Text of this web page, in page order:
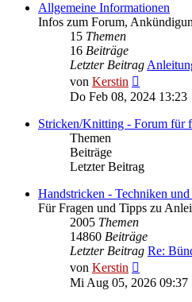
Allgemeine Informationen
Infos zum Forum,
15 Themen
16 Beiträge
Letzter Beitrag
von Kerstin
Beitrag
Do Feb 08, 2024 13:23
Stricken/Knitting - Forum für
Themen
Beiträge
Letzter Beitrag
Handstricken - Techniken
Für Fragen und Tipps zu
2005 Themen
14860 Beiträge
Letzter Beitrag Re:
von Kerstin
Beitrag
Mi Aug 05, 2026 09:37